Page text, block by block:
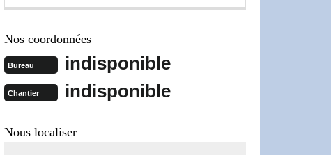
Nos coordonnées
Bureau indisponible
Chantier indisponible
Nous localiser